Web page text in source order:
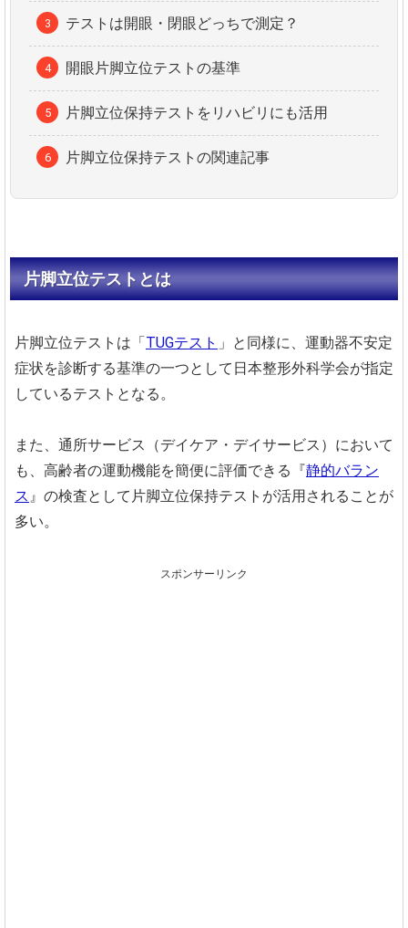
テストは開眼・閉眼どっちで測定？
開眼片脚立位テストの基準
片脚立位保持テストをリハビリにも活用
片脚立位保持テストの関連記事
片脚立位テストとは
片脚立位テストは「TUGテスト 」と同様に、運動器不安定
症状を診断する基準の一つとして日本整形外科学会が指定
しているテストとなる。
また、通所サービス（デイケア・デイサービス）において
も、高齢者の運動機能を簡便に評価できる『静的バラン
ス 』の検査として片脚立位保持テストが活用されることが
多い。
スポンサーリンク